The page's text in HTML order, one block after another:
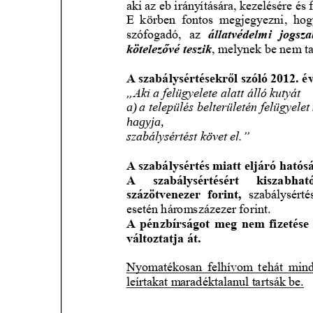
MEZÕTÁRKÁNYI ZSEBKALAUZ
MEZŐTÁRKÁNY KINCSE
MEZŐTÁRKÁNY ÉRTÉKEI